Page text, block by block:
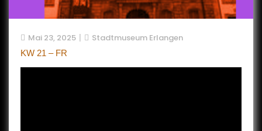
Mai 23, 2025 Stadtmuseum Erlangen
KW 21 – FR